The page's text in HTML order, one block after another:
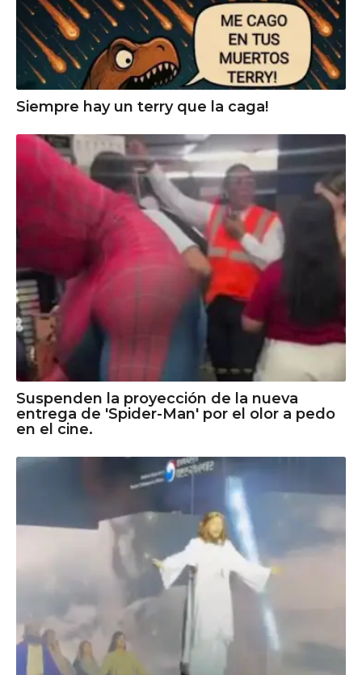
Siempre hay un terry que la caga!
Suspenden la proyección de la nueva
entrega de 'Spider-Man' por el olor a pedo
en el cine.